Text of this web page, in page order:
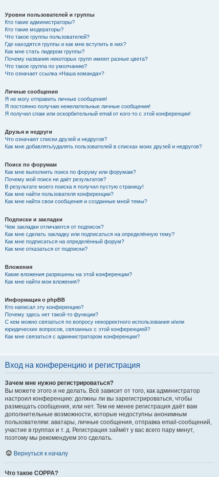
Уровни пользователей и группы
Кто такие администраторы?
Кто такие модераторы?
Что такое группы пользователей?
Где находятся группы и как мне вступить в них?
Как мне стать лидером группы?
Почему названия некоторых групп имеют разные цвета?
Что такое группа по умолчанию?
Что означает ссылка «Наша команда»?
Личные сообщения
Я не могу отправить личные сообщения!
Я постоянно получаю нежелательные личные сообщения!
Я получил спам или оскорбительный email от кого-то с этой конференции!
Друзья и недруги
Что означают списки друзей и недругов?
Как мне добавлять/удалять пользователей в списках моих друзей и недругов?
Поиск по форумам
Как мне выполнить поиск по форуму или форумам?
Почему мой поиск не даёт результатов?
В результате моего поиска я получил пустую страницу!
Как мне найти пользователя конференции?
Как мне найти свои сообщения и созданные мной темы?
Подписки и закладки
Чем закладки отличаются от подписок?
Как мне сделать закладку или подписаться на определённую тему?
Как мне подписаться на определённый форум?
Как мне отказаться от подписки?
Вложения
Какие вложения разрешены на этой конференции?
Как мне найти мои вложения?
Информация о phpBB
Кто написал эту конференцию?
Почему здесь нет такой-то функции?
С кем можно связаться по вопросу некорректного использования и/или
юридических вопросов, связанных с этой конференцией?
Как мне связаться с администратором конференции?
Вход на конференцию и регистрация
Зачем мне нужно регистрироваться?
Вы можете этого и не делать. Всё зависит от того, как администратор
настроил конференцию: должны ли вы зарегистрироваться, чтобы
размещать сообщения, или нет. Тем не менее регистрация даёт вам
дополнительные возможности, которые недоступны анонимным
пользователям: аватары, личные сообщения, отправка email-сообщений,
участие в группах и т. д. Регистрация займёт у вас всего пару минут,
поэтому мы рекомендуем это сделать.
Вернуться к началу
Что такое COPPA?